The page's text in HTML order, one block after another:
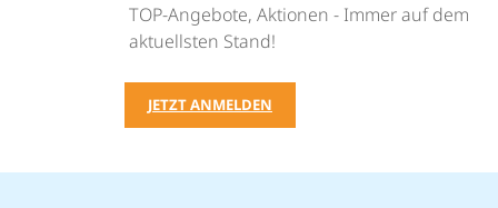
TOP-Angebote, Aktionen - Immer auf dem
aktuellsten Stand!
JETZT ANMELDEN